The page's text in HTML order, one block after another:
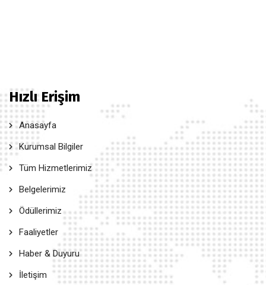
Hızlı Erişim
Anasayfa
Kurumsal Bilgiler
Tüm Hizmetlerimiz
Belgelerimiz
Ödüllerimiz
Faaliyetler
Haber & Duyuru
İletişim